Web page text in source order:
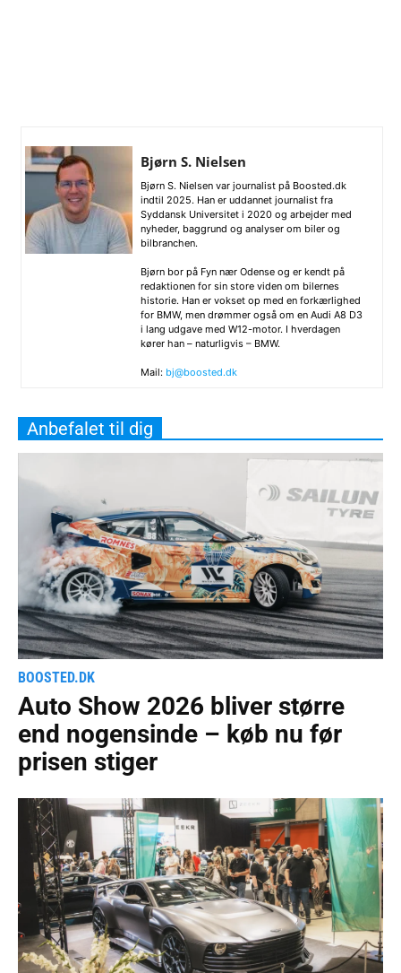
Bjørn S. Nielsen
Bjørn S. Nielsen var journalist på Boosted.dk
indtil 2025. Han er uddannet journalist fra
Syddansk Universitet i 2020 og arbejder med
nyheder, baggrund og analyser om biler og
bilbranchen.
Bjørn bor på Fyn nær Odense og er kendt på
redaktionen for sin store viden om bilernes
historie. Han er vokset op med en forkærlighed
for BMW, men drømmer også om en Audi A8 D3
i lang udgave med W12-motor. I hverdagen
kører han – naturligvis – BMW.
Mail: bj@boosted.dk